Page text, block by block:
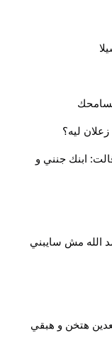
ليه؟
ابنك جنني و
الله مش سايبني
هتخن و هبقي